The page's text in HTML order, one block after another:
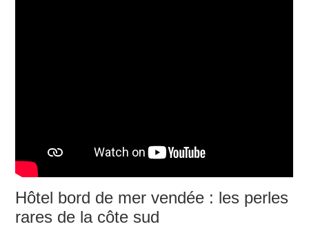
Hôtel bord de mer vendée : les perles
rares de la côte sud